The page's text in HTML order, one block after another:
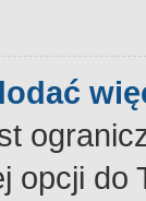
opcji